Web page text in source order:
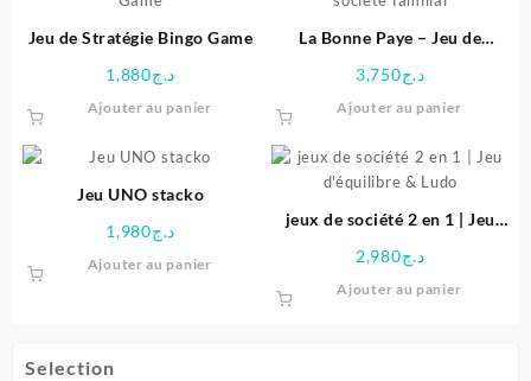
Selection
Jeu de Stratégie Bingo Game
د.ج1,880
Ajouter au panier
La Bonne Paye – Jeu de
د.ج3,750
Ajouter au panier
Jeu UNO stacko
د.ج1,980
Ajouter au panier
jeux de société 2 en 1 | Jeu
د.ج2,980
Ajouter au panier